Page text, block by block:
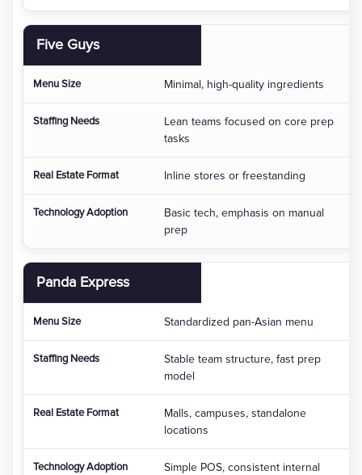
Five Guys
Minimal, high-quality ingredients
Lean teams focused on core prep
tasks
Inline stores or freestanding
Basic tech, emphasis on manual
prep
Panda Express
Standardized pan-Asian menu
Stable team structure, fast prep
model
Malls, campuses, standalone
locations
Simple POS, consistent internal